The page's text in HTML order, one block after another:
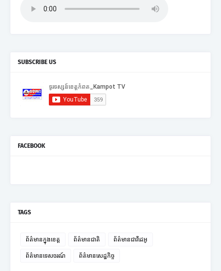
SUBSCRIBE US
FACEBOOK
TAGS
ព័ត៌មានក្នុងខេត្ត ព័ត៌មានជាតិ ព័ត៌មានជាវីដេអូ
ព័ត៌មានទេសចរណ៍ ព័ត៌មានសេដ្ឋកិច្ច